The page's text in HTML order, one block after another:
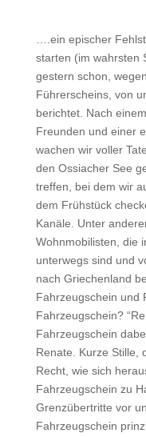
….ein epischer
starten (im wahrsten
gestern schon,
Führerscheins, von
berichtet. Nach
Freunden und einer
wachen wir voller
den Ossiacher See
treffen, bei dem wir
dem Frühstück
Kanäle. Unter
Wohnmobilisten, die
unterwegs sind und
nach Griechenland
Fahrzeugschein und
Fahrzeugschein?
Fahrzeugschein
Renate. Kurze Stille,
Recht, wie sich
Fahrzeugschein zu
Grenzübertritte vor
Fahrzeugschein